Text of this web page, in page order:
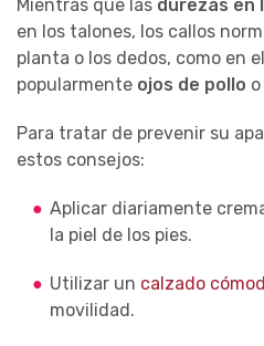
Mientras que las durezas en
en los talones, los callos
planta o los dedos, como en
popularmente ojos de pollo
Para tratar de prevenir su
estos consejos:
Aplicar diariamente
la piel de los pies.
Utilizar un calzado
movilidad.